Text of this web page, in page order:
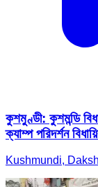
কুশমুণ্ডী: কুশমন্ডি
ক্যাম্প পরিদর্শন
Kushmundi,